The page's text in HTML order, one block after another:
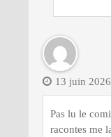
13 juin
Pas lu le
racontes me